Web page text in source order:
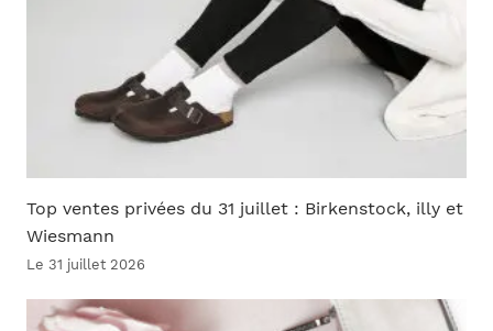
Top ventes privées du 31 juillet : Birkenstock, illy et
Wiesmann
Le 31 juillet 2026